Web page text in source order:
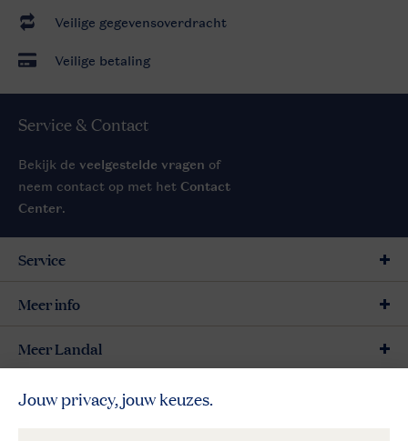
Veilige gegevensoverdracht
Veilige betaling
Service & Contact
Bekijk de veelgestelde vragen of
neem contact op met het Contact
Center.
Service
Meer info
Meer Landal
Betaalmogelijkheden